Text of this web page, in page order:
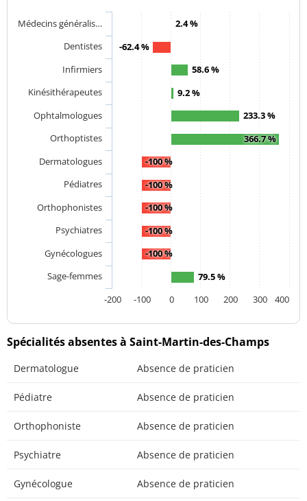
2.4 %
-62.4 %
58.6 %
9.2 %
233.3 %
366.7 %
-100 %
-100 %
-100 %
-100 %
-100 %
79.5 %
Médecins généralis…
Dentistes
Infirmiers
Kinésithérapeutes
Ophtalmologues
Orthoptistes
Dermatologues
Pédiatres
Orthophonistes
Psychiatres
Gynécologues
Sage-femmes
-200
-100 0 100 200 300 400
Spécialités absentes à Saint-Martin-des-Champs
Dermatologue Absence de praticien
Pédiatre Absence de praticien
Orthophoniste Absence de praticien
Psychiatre Absence de praticien
Gynécologue Absence de praticien